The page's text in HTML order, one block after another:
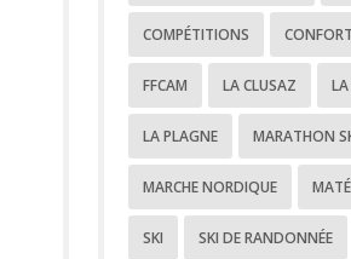
COMPÉTITIONS CONFORT
FFCAM LA CLUSAZ
LA PLAGNE MARATHON
MARCHE NORDIQUE
SKI SKI DE RANDONNÉE